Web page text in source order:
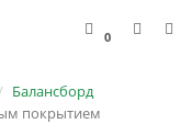
0
Балансборд
покрытием